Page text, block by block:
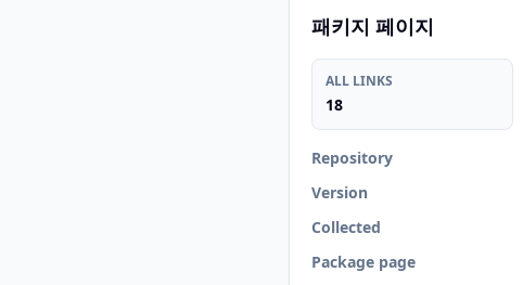
패키지 페이지
ALL LINKS
18
Repository
Version
Collected
Package page